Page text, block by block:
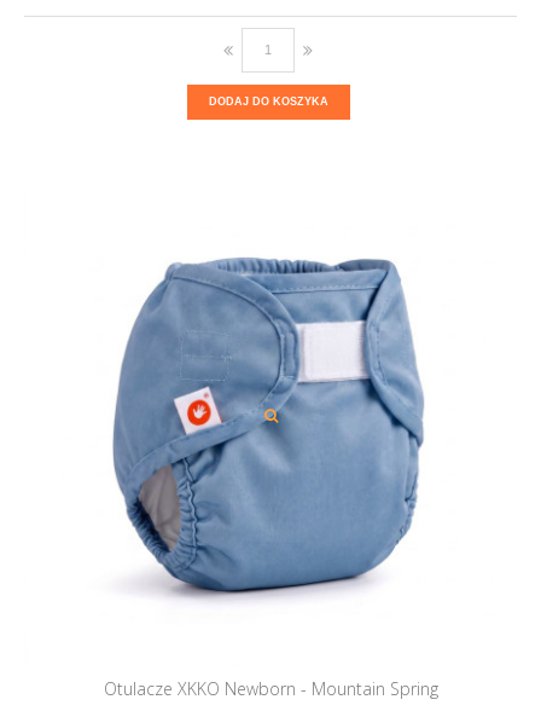
DODAJ DO KOSZYKA
Otulacze XKKO Newborn - Mountain Spring